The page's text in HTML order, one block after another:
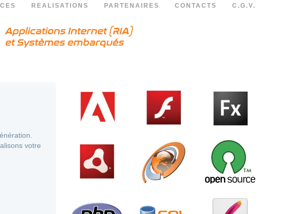
REALISATIONS PARTENAIRES CONTACTS C.G.V.
votre